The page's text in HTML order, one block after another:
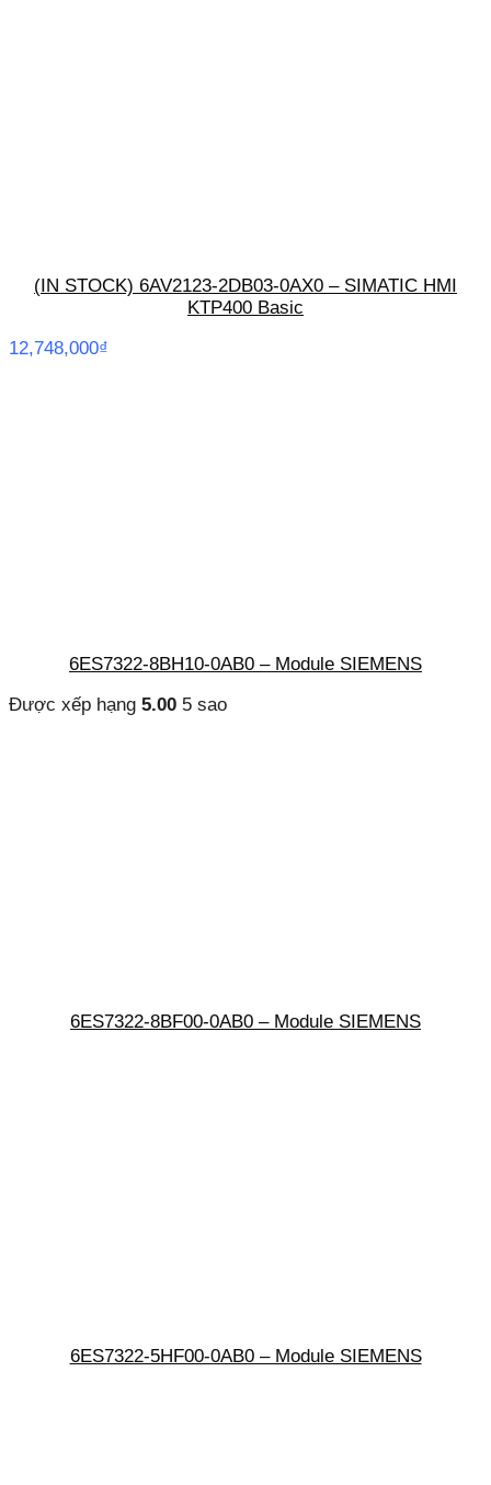
(IN STOCK) 6AV2123-2DB03-0AX0 – SIMATIC HMI
KTP400 Basic
12,748,000₫
6ES7322-8BH10-0AB0 – Module SIEMENS
Được xếp hạng 5.00 5 sao
6ES7322-8BF00-0AB0 – Module SIEMENS
6ES7322-5HF00-0AB0 – Module SIEMENS